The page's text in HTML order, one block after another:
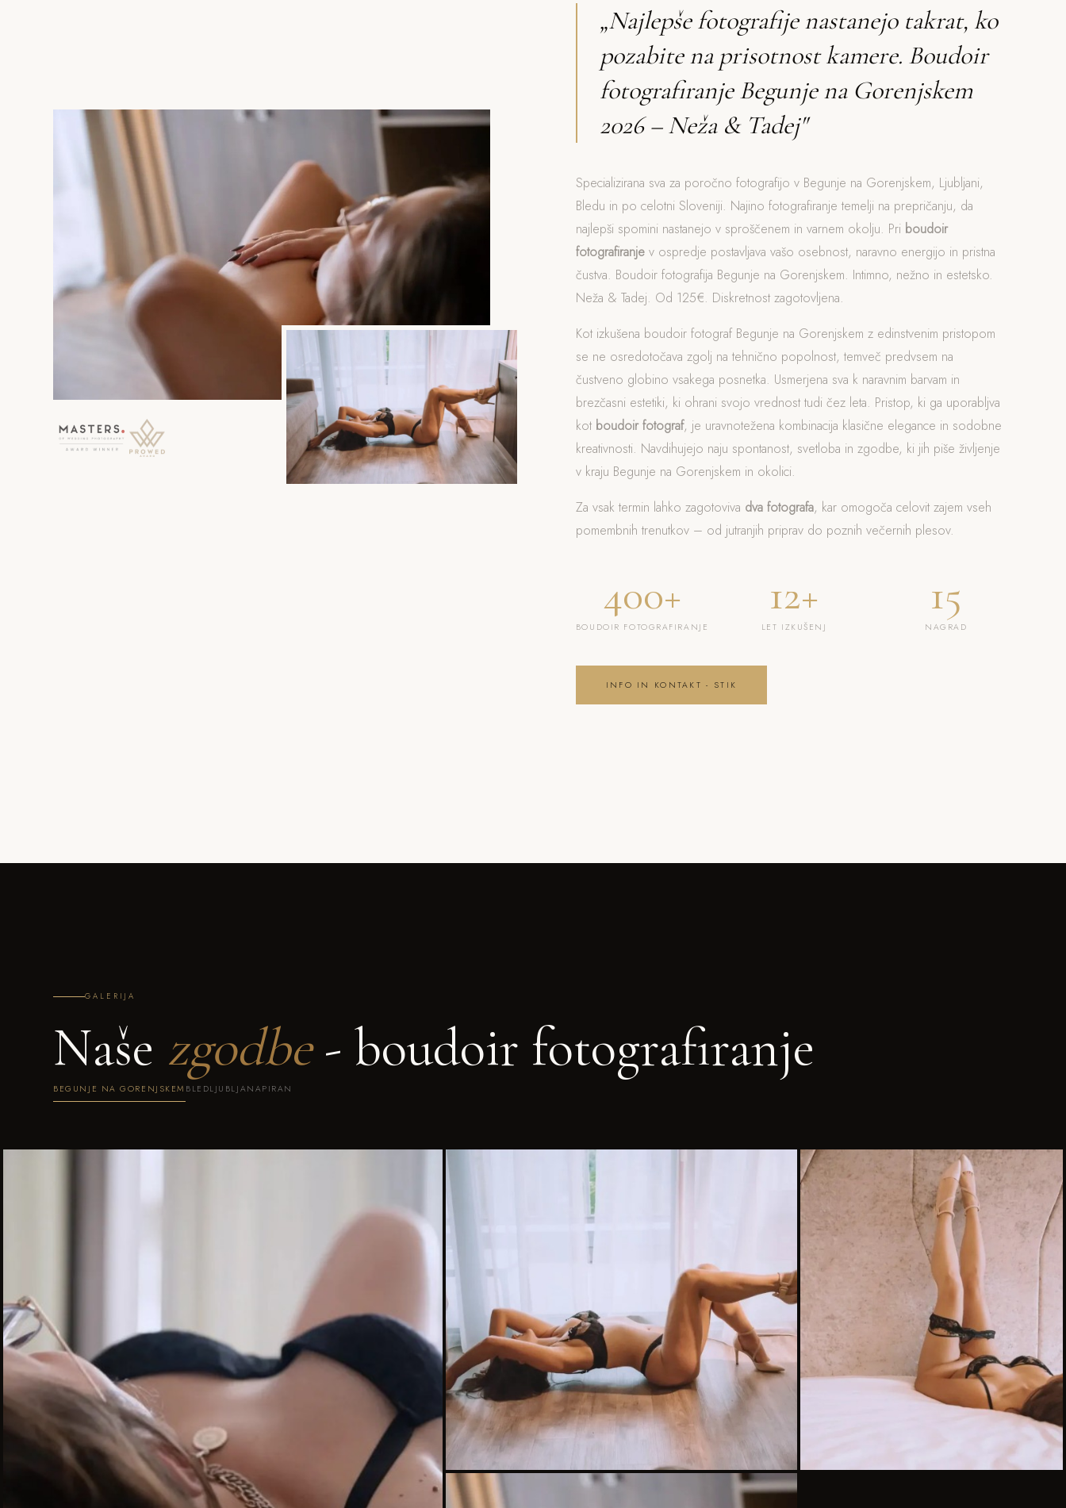
„Najlepše fotografije nastanejo takrat, ko
pozabite na prisotnost kamere. Boudoir
fotografiranje Begunje na Gorenjskem
2026 – Neža & Tadej"
Specializirana sva za poročno fotografijo v Begunje na Gorenjskem, Ljubljani,
Bledu in po celotni Sloveniji. Najino fotografiranje temelji na prepričanju, da
najlepši spomini nastanejo v sproščenem in varnem okolju. Pri boudoir
fotografiranjev ospredje postavljava vašo osebnost, naravno energijo in pristna
čustva. Boudoir fotografija Begunje na Gorenjskem. Intimno, nežno in estetsko.
Neža & Tadej. Od 125€. Diskretnost zagotovljena.
Kot izkušena boudoir fotograf Begunje na Gorenjskem z edinstvenim pristopom
se ne osredotočava zgolj na tehnično popolnost, temveč predvsem na
čustveno globino vsakega posnetka. Usmerjena sva k naravnim barvam in
brezčasni estetiki, ki ohrani svojo vrednost tudi čez leta. Pristop, ki ga uporabljva
kot boudoir fotograf, je uravnotežena kombinacija klasične elegance in sodobne
kreativnosti. Navdihujejo naju spontanost, svetloba in zgodbe, ki jih piše življenje
v kraju Begunje na Gorenjskem in okolici.
Za vsak termin lahko zagotoviva dva fotografa, kar omogoča celovit zajem vseh
pomembnih trenutkov – od jutranjih priprav do poznih večernih plesov.
400+
BOUDOIR FOTOGRAFIRANJE
12+
LET IZKUŠENJ
15
NAGRAD
INFO IN KONTAKT - STIK
GALERIJA
Naše zgodbe- boudoir fotografiranje
BEGUNJE NA GORENJSKEM BLEDLJUBLJANAPIRAN